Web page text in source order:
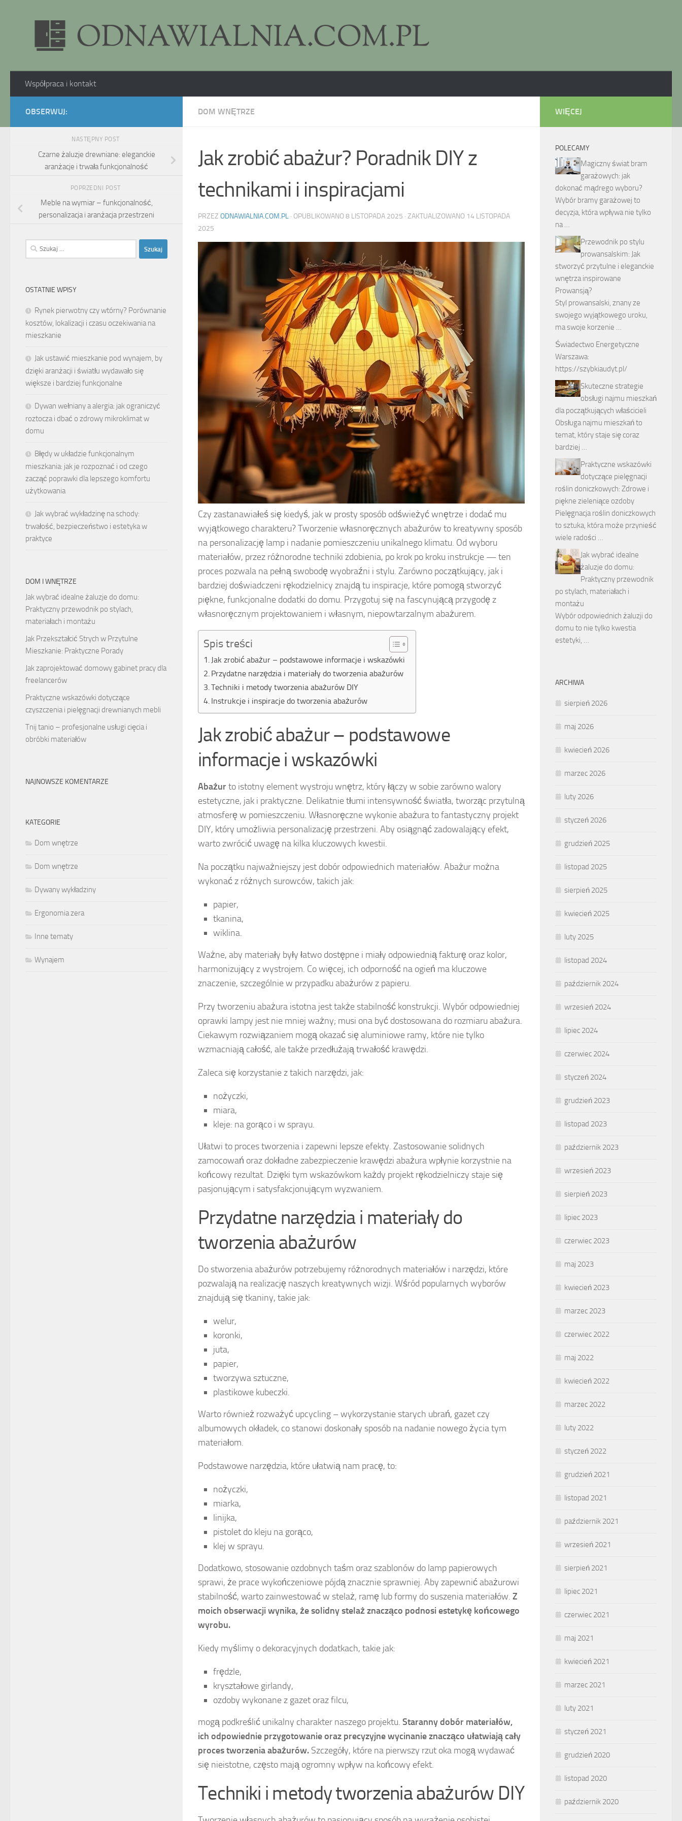
Współpraca i kontakt
DOM WNĘTRZE
Jak zrobić abażur? Poradnik DIY z
technikami i inspiracjami
PRZEZ ODNAWIALNIA.COM.PL · OPUBLIKOWANO8 LISTOPADA 2025 · ZAKTUALIZOWANO 14 LISTOPADA
2025
Czy zastanawiałeś się kiedyś, jak w prosty sposób odświeżyć wnętrze i dodać mu
wyjątkowego charakteru? Tworzenie własnoręcznych abażurów to kreatywny sposób
na personalizację lamp i nadanie pomieszczeniu unikalnego klimatu. Od wyboru
materiałów, przez różnorodne techniki zdobienia, po krok po kroku instrukcje — ten
proces pozwala na pełną swobodę wyobraźni i stylu. Zarówno początkujący, jak i
bardziej doświadczeni rękodzielnicy znajdą tu inspiracje, które pomogą stworzyć
piękne, funkcjonalne dodatki do domu. Przygotuj się na fascynującą przygodę z
własnoręcznym projektowaniem i własnym, niepowtarzalnym abażurem.
Spis treści
Jak zrobić abażur – podstawowe informacje i wskazówki
Przydatne narzędzia i materiały do tworzenia abażurów
Techniki i metody tworzenia abażurów DIY
Instrukcje i inspiracje do tworzenia abażurów
Jak zrobić abażur – podstawowe
informacje i wskazówki
Abażurto istotny element wystroju wnętrz, który łączy w sobie zarówno walory
estetyczne, jak i praktyczne. Delikatnie tłumi intensywność światła, tworząc przytulną
atmosferę w pomieszczeniu. Własnoręczne wykonie abażura to fantastyczny projekt
DIY, który umożliwia personalizację przestrzeni. Aby osiągnąć zadowalający efekt,
warto zwrócić uwagę na kilka kluczowych kwestii.
Na początku najważniejszy jest dobór odpowiednich materiałów. Abażur można
wykonać z różnych surowców, takich jak:
papier,
tkanina,
wiklina.
Ważne, aby materiały były łatwo dostępne i miały odpowiednią fakturę oraz kolor,
harmonizujący z wystrojem. Co więcej, ich odporność na ogień ma kluczowe
znaczenie, szczególnie w przypadku abażurów z papieru.
Przy tworzeniu abażura istotna jest także stabilność konstrukcji. Wybór odpowiedniej
oprawki lampy jest nie mniej ważny; musi ona być dostosowana do rozmiaru abażura.
Ciekawym rozwiązaniem mogą okazać się aluminiowe ramy, które nie tylko
wzmacniają całość, ale także przedłużają trwałość krawędzi.
Zaleca się korzystanie z takich narzędzi, jak:
nożyczki,
miara,
kleje: na gorąco i w sprayu.
Ułatwi to proces tworzenia i zapewni lepsze efekty. Zastosowanie solidnych
zamocowań oraz dokładne zabezpieczenie krawędzi abażura wpłynie korzystnie na
końcowy rezultat. Dzięki tym wskazówkom każdy projekt rękodzielniczy staje się
pasjonującym i satysfakcjonującym wyzwaniem.
Przydatne narzędzia i materiały do
tworzenia abażurów
Do stworzenia abażurów potrzebujemy różnorodnych materiałów i narzędzi, które
pozwalają na realizację naszych kreatywnych wizji. Wśród popularnych wyborów
znajdują się tkaniny, takie jak:
welur,
koronki,
juta,
papier,
tworzywa sztuczne,
plastikowe kubeczki.
Warto również rozważyć upcycling – wykorzystanie starych ubrań, gazet czy
albumowych okładek, co stanowi doskonały sposób na nadanie nowego życia tym
materiałom.
Podstawowe narzędzia, które ułatwią nam pracę, to:
nożyczki,
miarka,
linijka,
pistolet do kleju na gorąco,
klej w sprayu.
Dodatkowo, stosowanie ozdobnych taśm oraz szablonów do lamp papierowych
sprawi, że prace wykończeniowe pójdą znacznie sprawniej. Aby zapewnić abażurowi
stabilność, warto zainwestować w stelaż, ramę lub formy do suszenia materiałów. Z
moich obserwacji wynika, że solidny stelaż znacząco podnosi estetykę końcowego
wyrobu.
Kiedy myślimy o dekoracyjnych dodatkach, takie jak:
frędzle,
kryształowe girlandy,
ozdoby wykonane z gazet oraz filcu,
mogą podkreślić unikalny charakter naszego projektu. Staranny dobór materiałów,
ich odpowiednie przygotowanie oraz precyzyjne wycinanie znacząco ułatwiają cały
proces tworzenia abażurów. Szczegóły, które na pierwszy rzut oka mogą wydawać
się nieistotne, często mają ogromny wpływ na końcowy efekt.
Techniki i metody tworzenia abażurów DIY
OBSERWUJ:
NASTĘPNY POST
Czarne żaluzje drewniane: eleganckie
aranżacje i trwała funkcjonalność
POPRZEDNI POST
Meble na wymiar – funkcjonalność,
personalizacja i aranżacja przestrzeni
Szukaj:
OSTATNIE WPISY
Rynek pierwotny czy wtórny? Porównanie
kosztów, lokalizacji i czasu oczekiwania na
mieszkanie
Jak ustawić mieszkanie pod wynajem, by
dzięki aranżacji i światłu wydawało się
większe i bardziej funkcjonalne
Dywan wełniany a alergia: jak ograniczyć
roztocza i dbać o zdrowy mikroklimat w
domu
Błędy w układzie funkcjonalnym
mieszkania: jak je rozpoznać i od czego
zacząć poprawki dla lepszego komfortu
użytkowania
Jak wybrać wykładzinę na schody:
trwałość, bezpieczeństwo i estetyka w
praktyce
DOM I WNĘTRZE
Jak wybrać idealne żaluzje do domu:
Praktyczny przewodnik po stylach,
materiałach i montażu
Jak Przekształcić Strych w Przytulne
Mieszkanie: Praktyczne Porady
Jak zaprojektować domowy gabinet pracy dla
freelancerów
Praktyczne wskazówki dotyczące
czyszczenia i pielęgnacji drewnianych mebli
Tnij tanio – profesjonalne usługi cięcia i
obróbki materiałów
NAJNOWSZE KOMENTARZE
KATEGORIE
Dom wnętrze
Dom wnętrze
Dywany wykładziny
Ergonomia zera
Inne tematy
Wynajem
WIĘCEJ
POLECAMY
Magiczny świat bram
garażowych: jak
dokonać mądrego wyboru?
Wybór bramy garażowej to
decyzja, która wpływa nie tylko
na …
Przewodnik po stylu
prowansalskim: Jak
stworzyć przytulne i eleganckie
wnętrza inspirowane
Prowansją?
Styl prowansalski, znany ze
swojego wyjątkowego uroku,
ma swoje korzenie …
Świadectwo Energetyczne
Warszawa:
https://szybkiaudyt.pl/
Skuteczne strategie
obsługi najmu mieszkań
dla początkujących właścicieli
Obsługa najmu mieszkań to
temat, który staje się coraz
bardziej …
Praktyczne wskazówki
dotyczące pielęgnacji
roślin doniczkowych: Zdrowe i
piękne zieleniące ozdoby
Pielęgnacja roślin doniczkowych
to sztuka, która może przynieść
wiele radości …
Jak wybrać idealne
żaluzje do domu:
Praktyczny przewodnik
po stylach, materiałach i
montażu
Wybór odpowiednich żaluzji do
domu to nie tylko kwestia
estetyki, …
ARCHIWA
sierpień 2026
maj 2026
kwiecień 2026
marzec 2026
luty 2026
styczeń 2026
grudzień 2025
listopad 2025
sierpień 2025
kwiecień 2025
luty 2025
listopad 2024
październik 2024
wrzesień 2024
lipiec 2024
czerwiec 2024
styczeń 2024
grudzień 2023
listopad 2023
październik 2023
wrzesień 2023
sierpień 2023
lipiec 2023
czerwiec 2023
maj 2023
kwiecień 2023
marzec 2023
czerwiec 2022
maj 2022
kwiecień 2022
marzec 2022
luty 2022
styczeń 2022
grudzień 2021
listopad 2021
październik 2021
wrzesień 2021
sierpień 2021
lipiec 2021
czerwiec 2021
maj 2021
kwiecień 2021
marzec 2021
luty 2021
styczeń 2021
grudzień 2020
listopad 2020
październik 2020